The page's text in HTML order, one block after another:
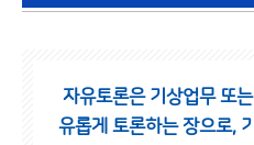
자유토론은 기상업무 또
유롭게 토론하는 장으로,